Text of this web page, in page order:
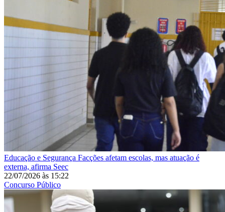
Educação e Segurança Facções afetam escolas, mas atuação é
externa, afirma Seec
22/07/2026 às 15:22
Concurso Público